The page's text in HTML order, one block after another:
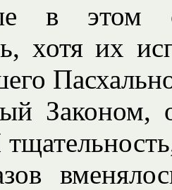
в этом
хотя их
Законом,